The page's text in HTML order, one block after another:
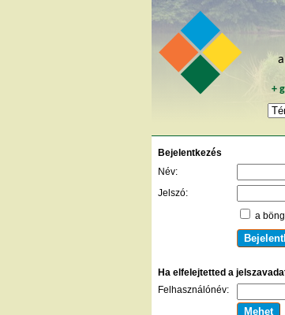
+
Bejelentkezés
Név:
Jelszó:
a
Ha elfelejtetted a
Felhasználónév: